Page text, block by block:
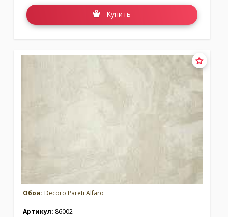
Купить
Обои: Decoro Pareti Alfaro
Артикул: 86002